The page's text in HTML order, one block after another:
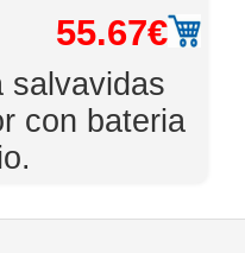
55.67€
salvavidas
con bateria